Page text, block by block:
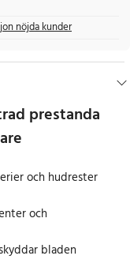
nöjda kunder
prestanda
och hudrester
och
bladen